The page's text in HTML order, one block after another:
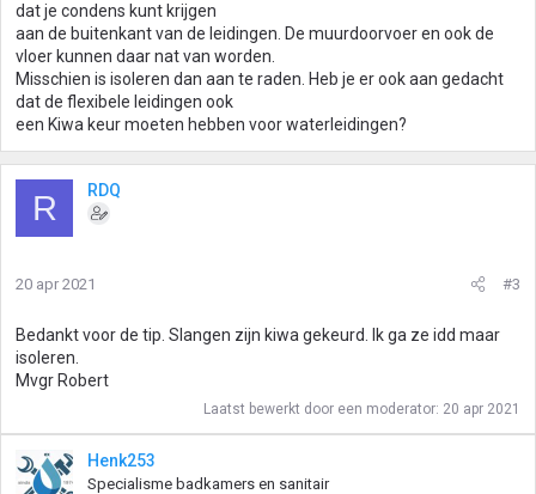
dat je condens kunt krijgen
aan de buitenkant van de leidingen. De muurdoorvoer en ook de
vloer kunnen daar nat van worden.
Misschien is isoleren dan aan te raden. Heb je er ook aan gedacht
dat de flexibele leidingen ook
een Kiwa keur moeten hebben voor waterleidingen?
R RDQ
20 apr 2021 #3
Bedankt voor de tip. Slangen zijn kiwa gekeurd. Ik ga ze idd maar
isoleren.
Mvgr Robert
Laatst bewerkt door een moderator: 20 apr 2021
Henk253
Specialisme badkamers en sanitair